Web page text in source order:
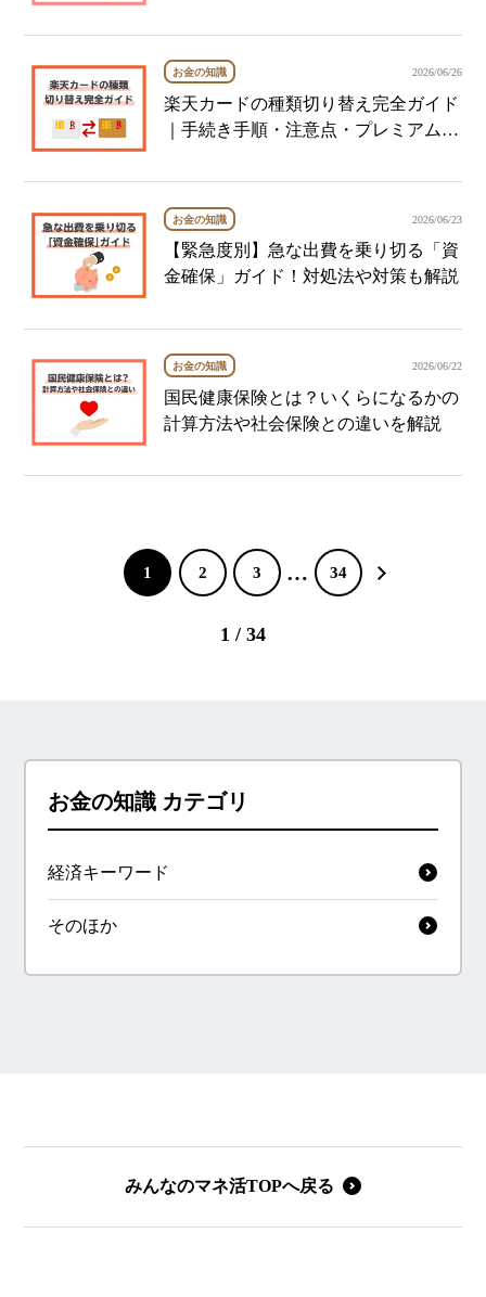
お金の知識 2026/06/26
楽天カードの種類切り替え完全ガイド
｜手続き手順・注意点・プレミアムカ
お金の知識 2026/06/23
【緊急度別】急な出費を乗り切る「資
金確保」ガイド！対処法や対策も解説
お金の知識 2026/06/22
国民健康保険とは？いくらになるかの
計算方法や社会保険との違いを解説
1 2 3 … 34
1 / 34
お金の知識 カテゴリ
経済キーワード
そのほか
みんなのマネ活TOPへ戻る